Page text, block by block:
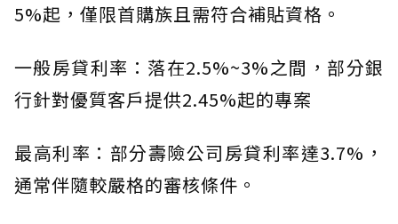
5%起，僅限首購族且需符合補貼資格。
一般房貸利率：落在2.5%~3%之間，部分銀
行針對優質客戶提供2.45%起的專案
最高利率：部分壽險公司房貸利率達3.7%，
通常伴隨較嚴格的審核條件。